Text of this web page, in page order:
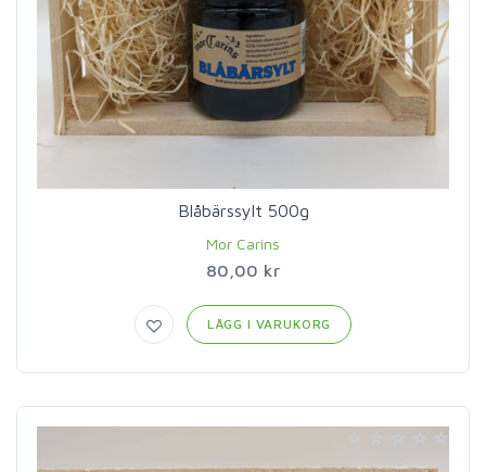
Blåbärssylt 500g
Mor Carins
80,00 kr
LÄGG I VARUKORG